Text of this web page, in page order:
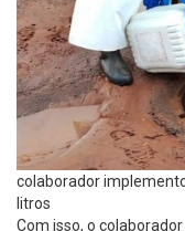
colaborador
litros
Com isso, o